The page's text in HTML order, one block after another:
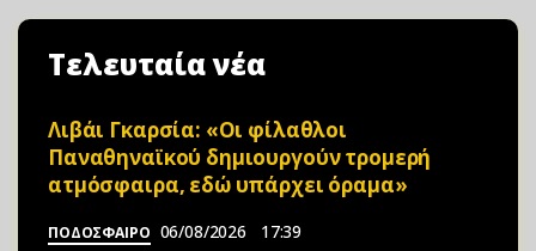
Τελευταία νέα
Λιβάι Γκαρσία: «Οι φίλαθλοι
Παναθηναϊκού δημιουργούν τρομερή
ατμόσφαιρα, εδώ υπάρχει όραμα»
ΠΟΔΟΣΦΑΙΡΟ 06/08/2026 17:39